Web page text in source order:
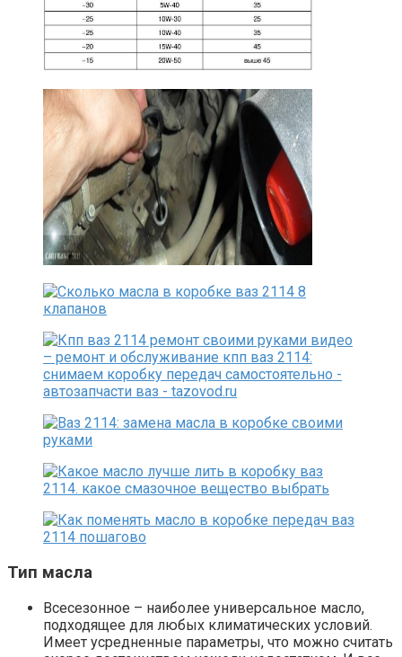
Тип масла
Всесезонное – наиболее универсальное масло,
подходящее для любых климатических условий.
Имеет усредненные параметры, что можно считать